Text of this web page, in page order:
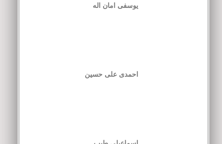
یوسفی امان اله
احمدی علی حسین